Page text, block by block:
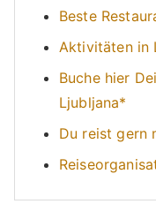
Beste
Aktivitäten in
Buche hier
Ljubljana*
Du reist gern